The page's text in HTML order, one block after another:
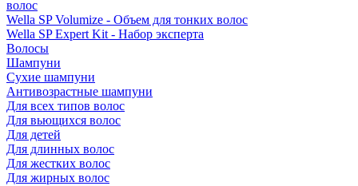
волос
Wella SP Volumize - Объем для тонких волос
Wella SP Expert Kit - Набор эксперта
Волосы
Шампуни
Сухие шампуни
Антивозрастные шампуни
Для всех типов волос
Для вьющихся волос
Для детей
Для длинных волос
Для жестких волос
Для жирных волос